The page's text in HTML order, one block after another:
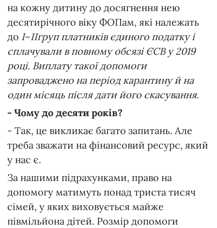
на кожну дитину до досягнення нею
десятирічного віку ФОПам, які належать
до I–IIгруп платників єдиного податку і
сплачували в повному обсязі ЄСВ у 2019
році. Виплату такої допомоги
запроваджено на період карантину й на
один місяць після дати його скасування.
- Чому до десяти років?
- Так, це викликає багато запитань. Але
треба зважати на фінансовий ресурс, який
у нас є.
За нашими підрахунками, право на
допомогу матимуть понад триста тисяч
сімей, у яких виховується майже
півмільйона дітей. Розмір допомоги